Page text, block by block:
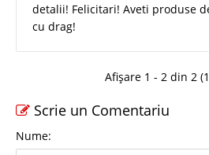
detalii! Felicitari! Aveti produse
cu drag!
Afișare 1 - 2 din 2
Scrie un Comentariu
Nume: